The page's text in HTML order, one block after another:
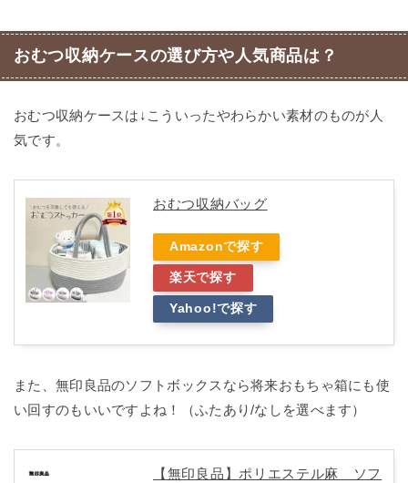
おむつ収納ケースの選び方や人気商品は？
おむつ収納ケースは↓こういったやわらかい素材のものが人
気です。
おむつ収納バッグ
Amazonで探す
楽天で探す
Yahoo!で探す
また、無印良品のソフトボックスなら将来おもちゃ箱にも使
い回すのもいいですよね！（ふたあり/なしを選べます）
【無印良品】ポリエステル麻 ソフ